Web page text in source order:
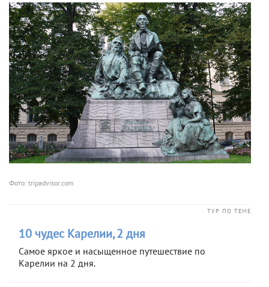
Фото: tripadvisor.com
ТУР ПО ТЕМЕ
10 чудес Карелии, 2 дня
Самое яркое и насыщенное путешествие по
Карелии на 2 дня.